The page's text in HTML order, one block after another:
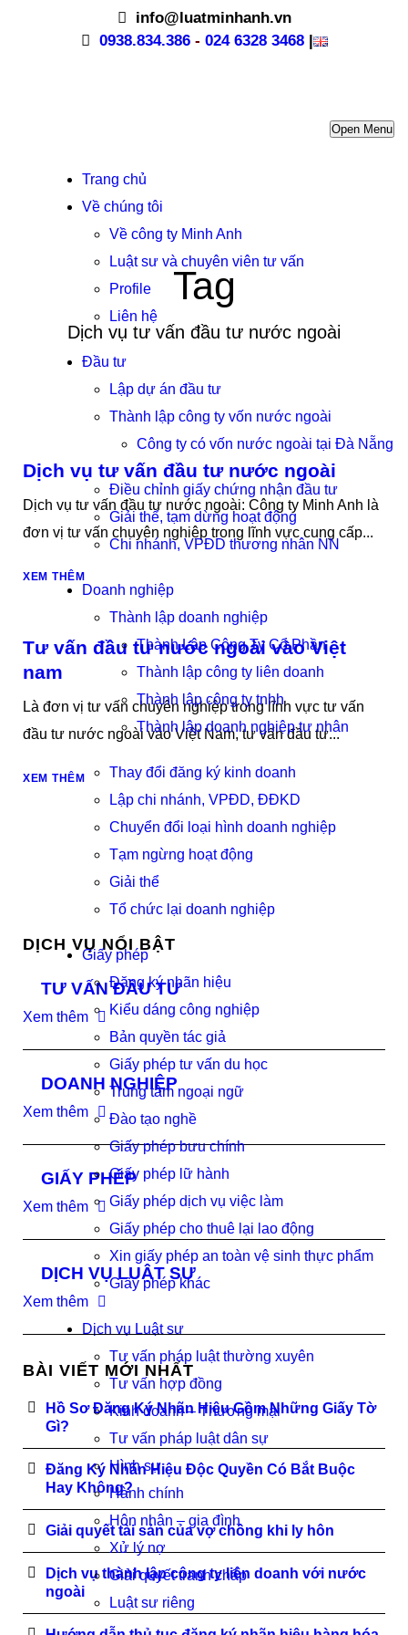
info@luatminhanh.vn
0938.834.386- 024 6328 3468|
Open Menu
Trang chủ
Về chúng tôi
Về công ty Minh Anh
Luật sư và chuyên viên tư vấn
Profile
Liên hệ
Đầu tư
Lập dự án đầu tư
Thành lập công ty vốn nước ngoài
Công ty có vốn nước ngoài tại Đà Nẵng
Điều chỉnh giấy chứng nhận đầu tư
Giải thể, tạm dừng hoạt động
Chi nhánh, VPĐD thương nhân NN
Doanh nghiệp
Thành lập doanh nghiệp
Thành Lập Công Ty Cổ Phần
Thành lập công ty liên doanh
Thành lập công ty tnhh
Thành lập doanh nghiệp tư nhân
Thay đổi đăng ký kinh doanh
Lập chi nhánh, VPĐD, ĐĐKD
Chuyển đổi loại hình doanh nghiệp
Tạm ngừng hoạt động
Giải thể
Tổ chức lại doanh nghiệp
Giấy phép
Đăng ký nhãn hiệu
Kiểu dáng công nghiệp
Bản quyền tác giả
Giấy phép tư vấn du học
Trung tâm ngoại ngữ
Đào tạo nghề
Giấy phép bưu chính
Giấy phép lữ hành
Giấy phép dịch vụ việc làm
Giấy phép cho thuê lại lao động
Xin giấy phép an toàn vệ sinh thực phẩm
Giấy phép khác
Dịch vụ Luật sư
Tư vấn pháp luật thường xuyên
Tư vấn hợp đồng
Kinh doanh – Thương mại
Tư vấn pháp luật dân sự
Hình sự
Hành chính
Hôn nhân – gia đình
Xử lý nợ
Giải quyết tranh chấp
Luật sư riêng
Tag
Dịch vụ tư vấn đầu tư nước ngoài
Dịch vụ tư vấn đầu tư nước ngoài
Dịch vụ tư vấn đầu tư nước ngoài: Công ty Minh Anh là
đơn vị tư vấn chuyên nghiệp trong lĩnh vực cung cấp...
XEM THÊM
Tư vấn đầu tư nước ngoài vào Việt
nam
Là đơn vị tư vấn chuyên nghiệp trong lĩnh vực tư vấn
đầu tư nước ngoài vào Việt Nam, tư vấn đầu tư...
XEM THÊM
DỊCH VỤ NỔI BẬT
TƯ VẤN ĐẦU TƯ
Xem thêm
DOANH NGHIỆP
Xem thêm
GIẤY PHÉP
Xem thêm
DỊCH VỤ LUẬT SƯ
Xem thêm
BÀI VIẾT MỚI NHẤT
Hồ Sơ Đăng Ký Nhãn Hiệu Gồm Những Giấy Tờ
Gì?
Đăng Ký Nhãn Hiệu Độc Quyền Có Bắt Buộc
Hay Không?
Giải quyết tài sản của vợ chồng khi ly hôn
Dịch vụ thành lập công ty liên doanh với nước
ngoài